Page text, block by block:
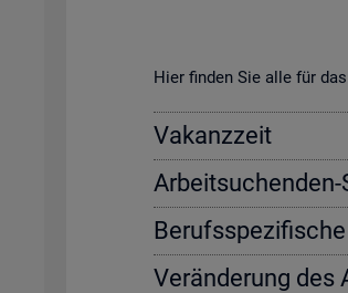
Hier fin­den Sie alle für
Va­kanz­zeit
Ver­än­de­rung des